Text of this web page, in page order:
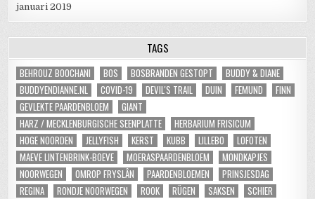
januari 2019
TAGS
BEHROUZ BOOCHANI BOS BOSBRANDEN GESTOPT
BUDDY & DIANE
BUDDYENDIANNE.NL
COVID-19 DEVIL'S TRAIL DUIN FEMUND
FINN
GEVLEKTE PAARDENBLOEM
GIANT
HARZ / MECKLENBURGISCHE SEENPLATTE
HERBARIUM FRISICUM
HOGE NOORDEN
JELLYFISH KERST KUBB LILLEBO
LOFOTEN
MAEVE LINTENBRINK-BOEVE
MOERASPAARDENBLOEM
MONDKAPJES
NOORWEGEN
OMROP FRYSLÂN PAARDENBLOEMEN
PRINSJESDAG
REGINA
RONDJE NOORWEGEN ROOK RÜGEN SAKSEN
SCHIER